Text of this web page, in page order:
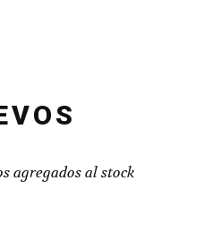
agregados al stock